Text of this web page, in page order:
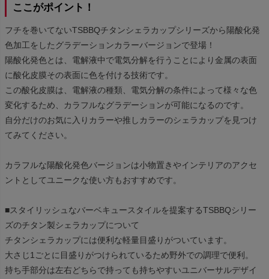
ここがポイント！
フチを巻いてないTSBBQチタンシェラカップシリーズから陽酸化発
色加工をしたグラデーションカラーバージョンで登場！
陽酸化発色とは、電解液中で電気分解を行うことにより金属の表面
に酸化皮膜その表面に色を付ける技術です。
この酸化皮膜は、電解液の種類、電気分解の条件によって様々な色
変化するため、カラフルなグラデーションが可能になるのです。
自分だけのお気に入りカラーや推しカラーのシェラカップを見つけ
てみてください。
カラフルな陽酸化発色バージョンは小物置きやインテリアのアクセ
ントとしてユニークな使い方もおすすめです。
■スタイリッシュなバーベキュースタイルを提案するTSBBQシリー
ズのチタン製シェラカップについて
チタンシェラカップには便利な軽量目盛りがついています。
大さじ1ごとに目盛りがつけられているため野外での調理で便利。
持ち手部分は左右どちらで持っても持ちやすいユニバーサルデザイ